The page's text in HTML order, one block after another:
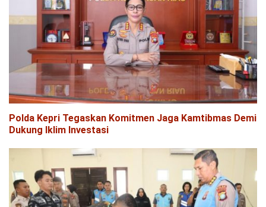
Polda Kepri Tegaskan Komitmen Jaga Kamtibmas Demi
Dukung Iklim Investasi